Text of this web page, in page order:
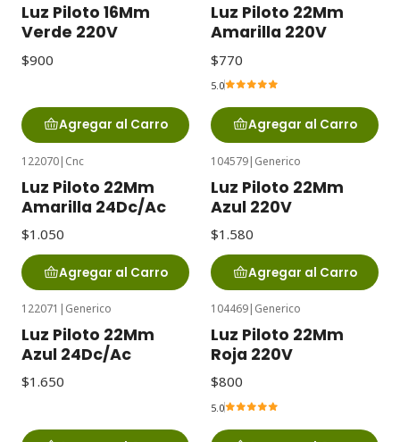
Luz Piloto 16Mm
Verde 220V
$900
Agregar al Carro
Luz Piloto 22Mm
Amarilla 220V
$770
5.0
Agregar al Carro
122070| Cnc
Luz Piloto 22Mm
Amarilla 24Dc/Ac
$1.050
Agregar al Carro
104579| Generico
Luz Piloto 22Mm
Azul 220V
$1.580
Agregar al Carro
122071 | Generico
Luz Piloto 22Mm
Azul 24Dc/Ac
$1.650
104469| Generico
Luz Piloto 22Mm
Roja 220V
$800
5.0